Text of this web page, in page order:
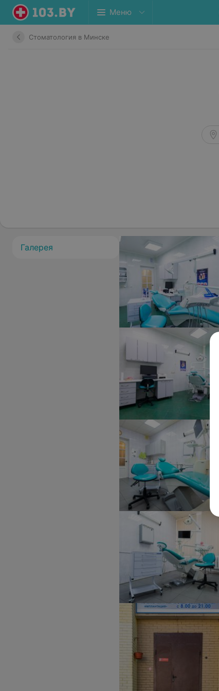
Меню
Стоматология в Минске
Галерея